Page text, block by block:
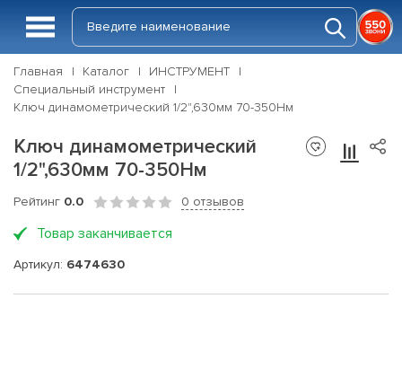
Главная Каталог
ИНСТРУМЕНТ
Специальный инструмент
Ключ динамометрический 1/2",630мм 70-350Нм
Ключ динамометрический
1/2",630мм 70-350Нм
Рейтинг 0.0 0 отзывов
Товар заканчивается
Артикул: 6474630